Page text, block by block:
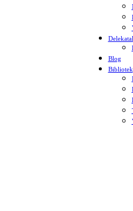
Blog
Bibliotek